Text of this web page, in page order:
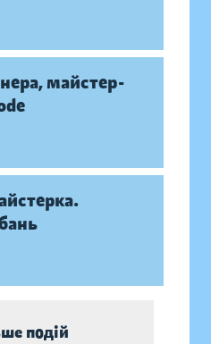
майстер-
подій